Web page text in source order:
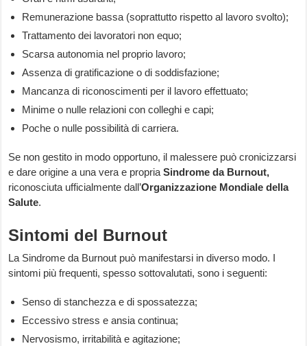
Remunerazione bassa (soprattutto rispetto al lavoro svolto);
Trattamento dei lavoratori non equo;
Scarsa autonomia nel proprio lavoro;
Assenza di gratificazione o di soddisfazione;
Mancanza di riconoscimenti per il lavoro effettuato;
Minime o nulle relazioni con colleghi e capi;
Poche o nulle possibilità di carriera.
Se non gestito in modo opportuno, il malessere può cronicizzarsi
e dare origine a una vera e propriaSindrome da Burnout,
riconosciuta ufficialmente dall’Organizzazione Mondiale della
Salute.
Sintomi del Burnout
La Sindrome da Burnout può manifestarsi in diverso modo. I
sintomi più frequenti, spesso sottovalutati, sono i seguenti:
Senso di stanchezza e di spossatezza;
Eccessivo stress e ansia continua;
Nervosismo, irritabilità e agitazione;